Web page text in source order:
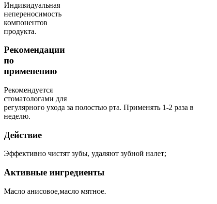
Индивидуальная
непереносимость
компонентов
продукта.
Рекомендации
по
применению
Рекомендуется
стоматологами для
регулярного ухода за полостью рта. Применять 1-2 раза в
неделю.
Действие
Эффективно чистят зубы, удаляют зубной налет;
Активные ингредиенты
Масло анисовое,масло мятное.